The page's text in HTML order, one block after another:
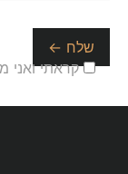
קראתי ואני